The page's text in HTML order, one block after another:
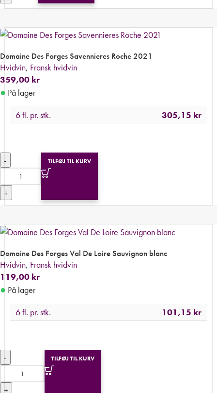
Domaine Des Forges Savennieres Roche 2021
Hvidvin, Fransk hvidvin
359,00 kr
● På lager
6 fl. pr. stk.
305,15 kr
-
+
TILFØJ TIL KURV
Domaine Des Forges Val De Loire Sauvignon blanc
Hvidvin, Fransk hvidvin
119,00 kr
● På lager
6 fl. pr. stk.
101,15 kr
-
+
TILFØJ TIL KURV